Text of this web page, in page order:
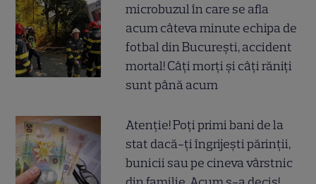
microbuzul în care se afla
acum câteva minute echipa de
fotbal din București, accident
mortal! Câți morți și câți răniți
sunt până acum
Atenție! Poți primi bani de la
stat dacă-ți îngrijești părinții,
bunicii sau pe cineva vârstnic